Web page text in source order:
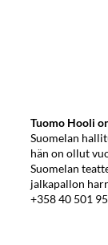
Tuomo Hooli
Suomelan
hän on ollut
Suomelan
jalkapallon
+358 40 501